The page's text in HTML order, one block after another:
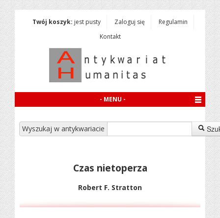
Twój koszyk: jest pusty Zaloguj się
Regulamin
Kontakt
- MENU -
Wyszukaj w antykwariacie
Czas nietoperza
Robert F. Stratton